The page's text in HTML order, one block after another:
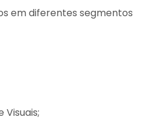
em diferentes segmentos
Visuais;